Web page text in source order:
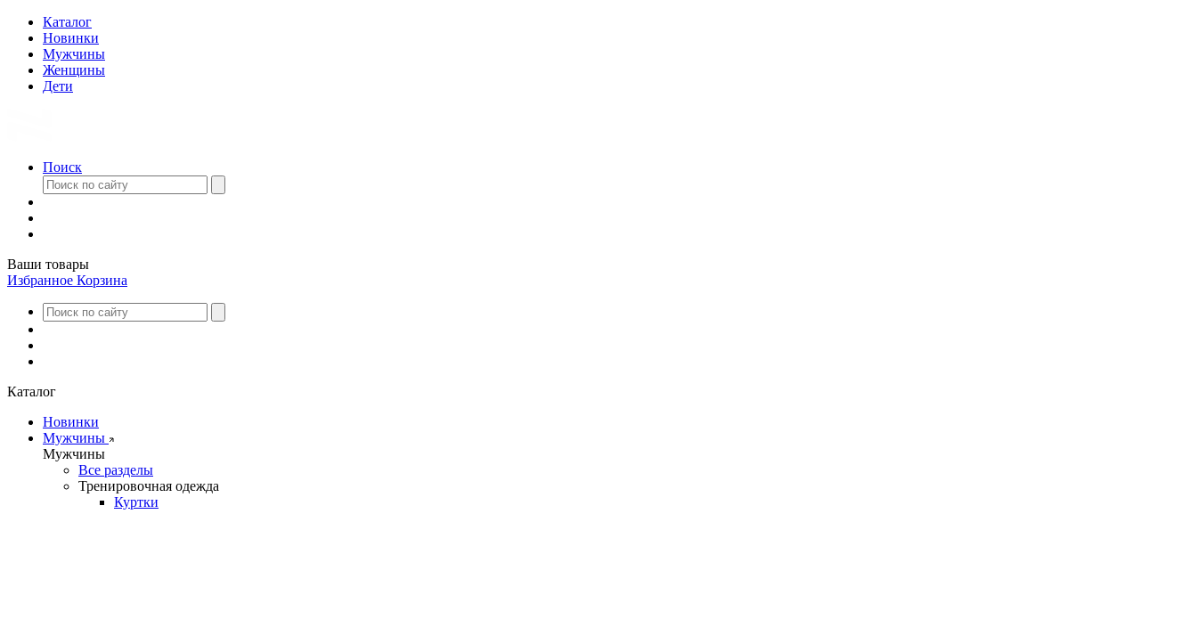
Каталог
Новинки
Мужчины
Женщины
Дети
Поиск
Ваши товары
Избранное Корзина
Каталог
Новинки
Мужчины
Мужчины
Все разделы
Тренировочная одежда
Куртки